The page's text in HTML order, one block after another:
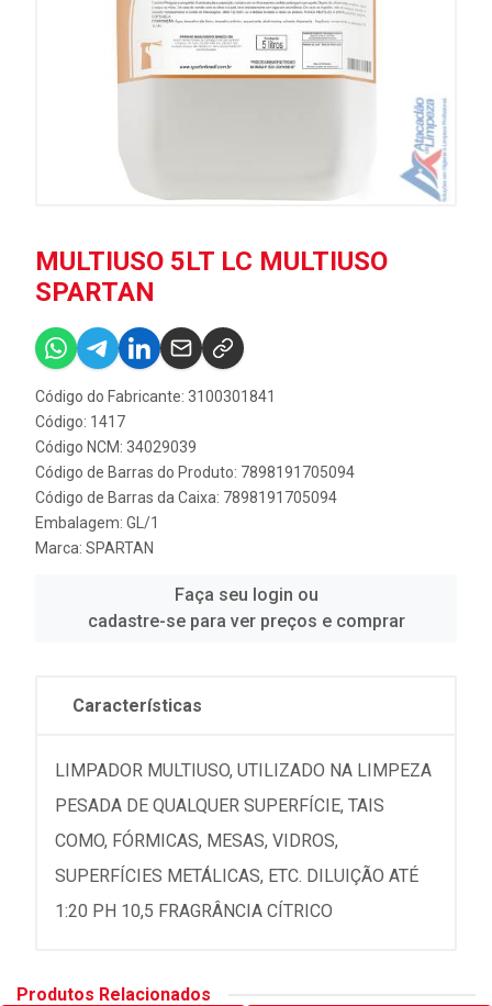
MULTIUSO 5LT LC MULTIUSO
SPARTAN
Código do Fabricante: 3100301841
Código: 1417
Código NCM: 34029039
Código de Barras do Produto: 7898191705094
Código de Barras da Caixa: 7898191705094
Embalagem: GL/1
Marca: SPARTAN
Faça seu login ou
cadastre-se para ver preços e comprar
Características
LIMPADOR MULTIUSO, UTILIZADO NA LIMPEZA
PESADA DE QUALQUER SUPERFÍCIE, TAIS
COMO, FÓRMICAS, MESAS, VIDROS,
SUPERFÍCIES METÁLICAS, ETC. DILUIÇÃO ATÉ
1:20 PH 10,5 FRAGRÂNCIA CÍTRICO
Produtos Relacionados